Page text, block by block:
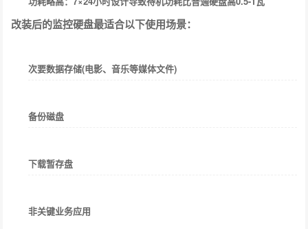
改装后的监控硬盘最适合以下使用场景：
次要数据存储(电影、音乐等媒体文件)
备份磁盘
下载暂存盘
非关键业务应用